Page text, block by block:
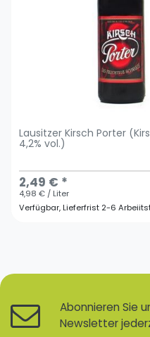
Lausitzer Kirsch Porter
4,2% vol.)
2,49 € *
4,98 € / Liter
Verfügbar, Lieferfrist 2-6
Abonnieren Sie
Newsletter